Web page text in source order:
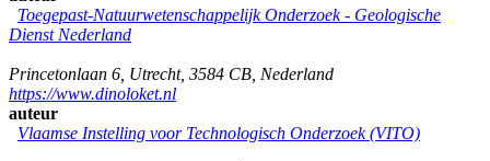
Toegepast-Natuurwetenschappelijk Onderzoek - Geologische
Dienst Nederland
Princetonlaan 6 Utrecht, 3584 CB Nederland
https://www.dinoloket.nl
auteur
Vlaamse Instelling voor Technologisch Onderzoek (VITO)